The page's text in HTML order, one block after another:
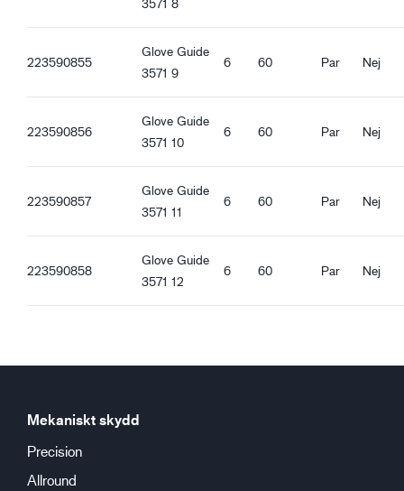
REACH kompatibel
Ergonomiska egenskaper
Standard passform
223590855
Glove Guide
3571 9
6 60 Par Nej
223590856
Glove Guide
3571 10
6 60 Par Nej
223590857
Glove Guide
3571 11
6 60 Par Nej
223590858
Glove Guide
3571 12
6 60 Par Nej
Mekaniskt skydd
Precision
Allround